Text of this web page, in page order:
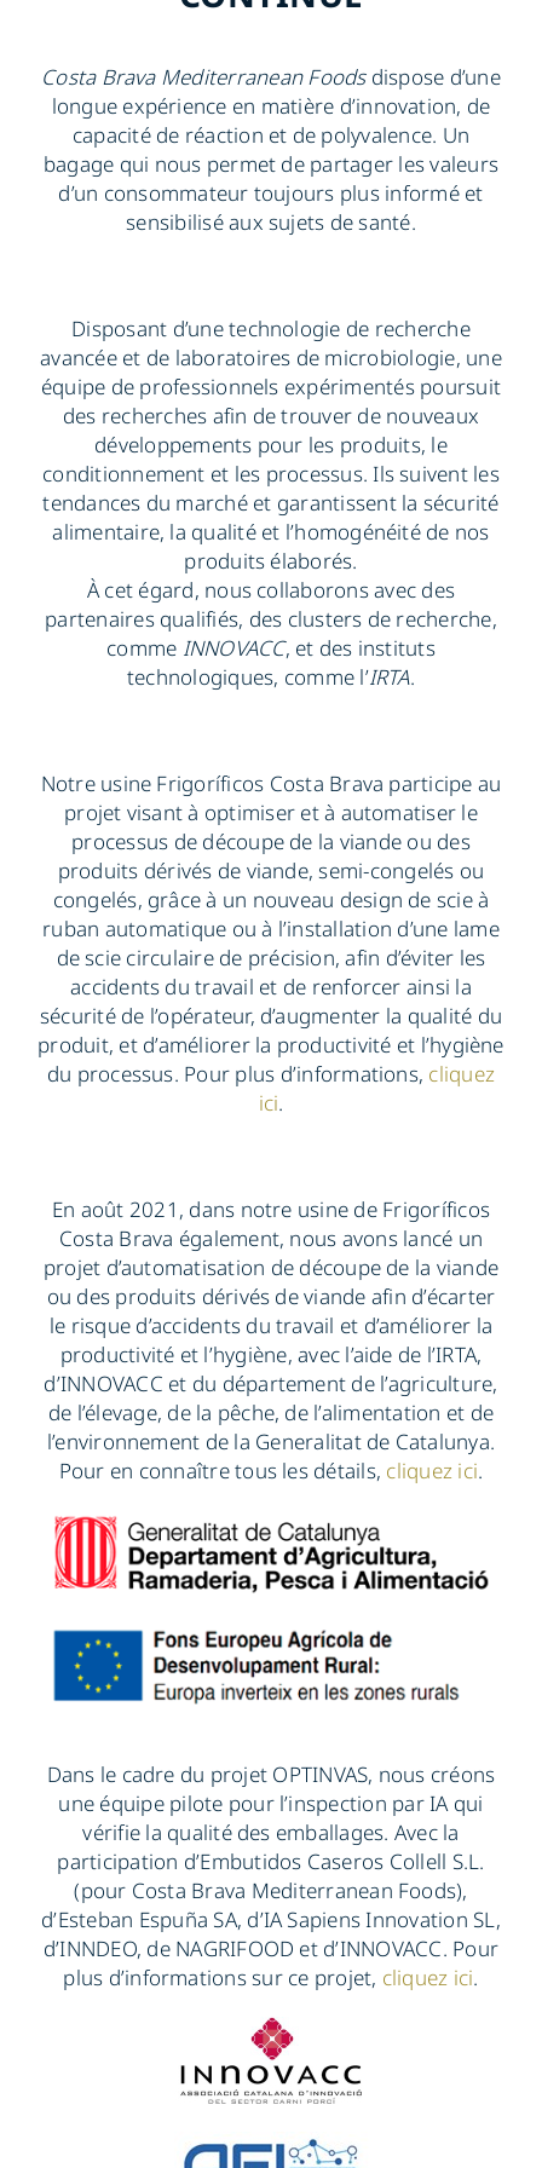
FRCosta Brava Mediterranean Foodsdispose d’une
longue expérience en matière d’innovation, de
capacité de réaction et de polyvalence. Un
bagage qui nous permet de partager les valeurs
d’un consommateur toujours plus informé et
sensibilisé aux sujets de santé.
Disposant d’une technologie de recherche
avancée et de laboratoires de microbiologie, une
équipe de professionnels expérimentés poursuit
des recherches afin de trouver de nouveaux
développements pour les produits, le
conditionnement et les processus. Ils suivent les
tendances du marché et garantissent la sécurité
alimentaire, la qualité et l’homogénéité de nos
produits élaborés.
À cet égard, nous collaborons avec des
partenaires qualifiés, des clusters de recherche,
comme INNOVACC, et des instituts
technologiques, comme l’IRTA.
Notre usine Frigoríficos Costa Brava participe au
projet visant à optimiser et à automatiser le
processus de découpe de la viande ou des
produits dérivés de viande, semi-congelés ou
congelés, grâce à un nouveau design de scie à
ruban automatique ou à l’installation d’une lame
de scie circulaire de précision, afin d’éviter les
accidents du travail et de renforcer ainsi la
sécurité de l’opérateur, d’augmenter la qualité du
produit, et d’améliorer la productivité et l’hygiène
du processus. Pour plus d’informations, cliquez
ici.
En août 2021, dans notre usine de Frigoríficos
Costa Brava également, nous avons lancé un
projet d’automatisation de découpe de la viande
ou des produits dérivés de viande afin d’écarter
le risque d’accidents du travail et d’améliorer la
productivité et l’hygiène, avec l’aide de l’IRTA,
d’INNOVACC et du département de l’agriculture,
de l’élevage, de la pêche, de l’alimentation et de
l’environnement de la Generalitat de Catalunya.
Pour en connaître tous les détails, cliquez ici.
Dans le cadre du projet OPTINVAS, nous créons
une équipe pilote pour l’inspection par IA qui
vérifie la qualité des emballages. Avec la
participation d’Embutidos Caseros Collell S.L.
(pour Costa Brava Mediterranean Foods),
d’Esteban Espuña SA, d’IA Sapiens Innovation SL,
d’INNDEO, de NAGRIFOOD et d’INNOVACC. Pour
plus d’informations sur ce projet, cliquez ici.